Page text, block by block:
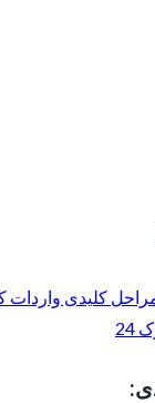
کلیدی واردات